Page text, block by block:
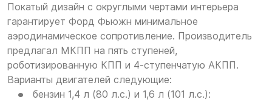
Покатый дизайн с округлыми чертами интерьера
гарантирует Форд Фьюжн минимальное
аэродинамическое сопротивление. Производитель
предлагал МКПП на пять ступеней,
роботизированную КПП и 4-ступенчатую АКПП.
Варианты двигателей следующие:
бензин 1,4 л (80 л.с.) и 1,6 л (101 л.с.):